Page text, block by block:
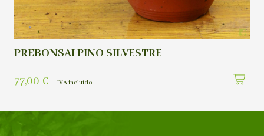
PREBONSAI PINO SILVESTRE
77,00 € IVA incluído